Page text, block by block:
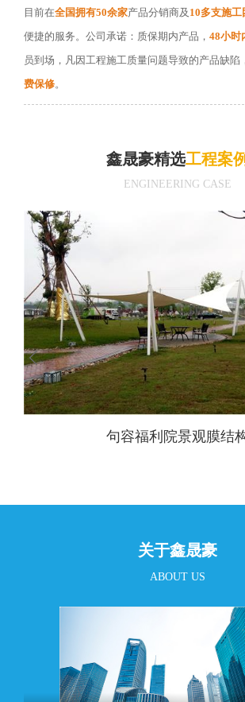
目前在全国拥有50余家产品分销商及 10多支施工
便捷的服务。公司承诺：质保期内产品， 48小时
员到场，凡因工程施工质量问题导致的产品缺陷
费保修。
鑫晟豪精选工程案
ENGINEERING CASE
句容福利院景观膜结
关于鑫晟豪
ABOUT US